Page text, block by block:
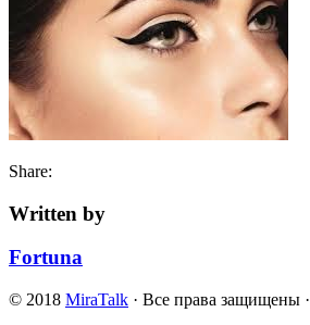
Share:
Written by
Fortuna
© 2018 MiraTalk · Все права защищены ·